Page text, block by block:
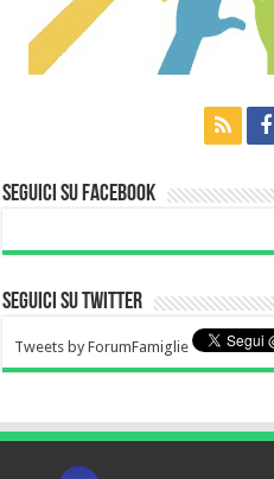
Seguici su Facebook
Seguici su Twitter
Tweets by ForumFamiglie